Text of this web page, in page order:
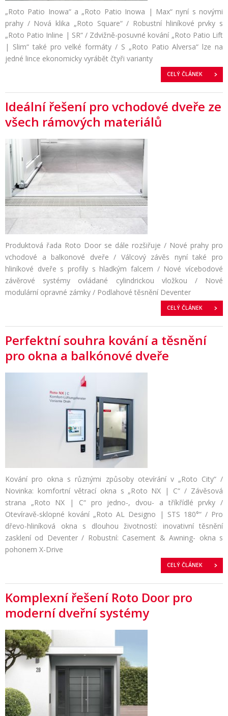
„Roto Patio Inowa“ a „Roto Patio Inowa | Max“ nyní s novými
prahy / Nová klika „Roto Square“ / Robustní hliníkové prvky s
„Roto Patio Inline | SR“ / Zdvižně-posuvné kování „Roto Patio Lift
| Slim“ také pro velké formáty / S „Roto Patio Alversa“ lze na
jedné lince ekonomicky vyrábět čtyři varianty
CELÝ ČLÁNEK
Ideální řešení pro vchodové dveře ze
všech rámových materiálů
Produktová řada Roto Door se dále rozšiřuje / Nové prahy pro
vchodové a balkonové dveře / Válcový závěs nyní také pro
hliníkové dveře s profily s hladkým falcem / Nové vícebodové
závěrové systémy ovládané cylindrickou vložkou / Nové
modulární opravné zámky / Podlahové těsnění Deventer
CELÝ ČLÁNEK
Perfektní souhra kování a těsnění
pro okna a balkónové dveře
Kování pro okna s různými způsoby otevírání v „Roto City“ /
Novinka: komfortní větrací okna s „Roto NX | C“ / Závěsová
strana „Roto NX | C“ pro jedno-, dvou- a tříkřídlé prvky /
Otevíravě-sklopné kování „Roto AL Designo | STS 180°“ / Pro
dřevo-hliníková okna s dlouhou životností: inovativní těsnění
zasklení od Deventer / Robustní: Casement & Awning- okna s
pohonem X-Drive
CELÝ ČLÁNEK
Komplexní řešení Roto Door pro
moderní dveřní systémy